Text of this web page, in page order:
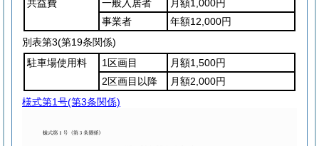
共益費
一般入居者
月額1,000円
事業者
年額12,000円
別表第3(第19条関係)
駐車場使用料
1区画目
月額1,500円
2区画目以降
月額2,000円
様式第1号(第3条関係)